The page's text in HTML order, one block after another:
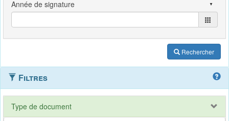
Rechercher
Filtres
Type de document